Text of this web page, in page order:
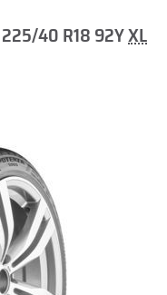
225/40 R18 92Y XL